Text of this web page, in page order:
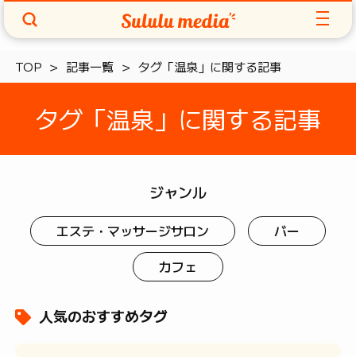
TOP 記事一覧 タグ「温泉」に関する記事
タグ「温泉」に関する記事
ジャンル
エステ・マッサージサロン
バー
カフェ
人気のおすすめタグ